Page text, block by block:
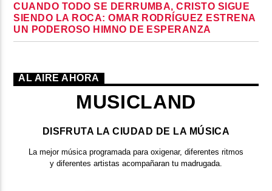
CUANDO TODO SE DERRUMBA, CRISTO SIGUE
SIENDO LA ROCA: OMAR RODRÍGUEZ ESTRENA
UN PODEROSO HIMNO DE ESPERANZA
AL AIRE AHORA
MUSICLAND
DISFRUTA LA CIUDAD DE LA MÚSICA
La mejor música programada para oxigenar, diferentes ritmos
y diferentes artistas acompañaran tu madrugada.